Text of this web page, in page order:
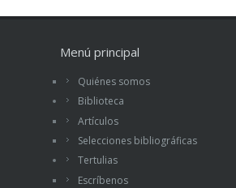
Menú principal
Quiénes somos
Biblioteca
Artículos
Selecciones bibliográficas
Tertulias
Escríbenos